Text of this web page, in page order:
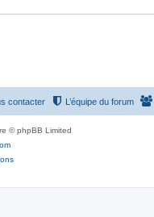
L’équipe du forum
contacter
© phpBB Limited